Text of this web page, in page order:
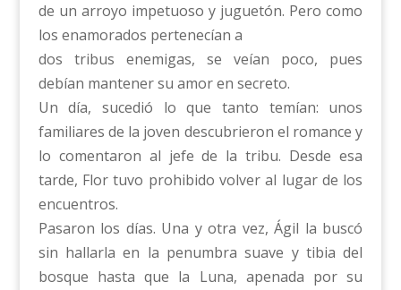
de un arroyo impetuoso y juguetón. Pero como
los enamorados pertenecían a
dos tribus enemigas, se veían poco, pues
debían mantener su amor en secreto.
Un día, sucedió lo que tanto temían: unos
familiares de la joven descubrieron el romance y
lo comentaron al jefe de la tribu. Desde esa
tarde, Flor tuvo prohibido volver al lugar de los
encuentros.
Pasaron los días. Una y otra vez, Ágil la buscó
sin hallarla en la penumbra suave y tibia del
bosque hasta que la Luna, apenada por su